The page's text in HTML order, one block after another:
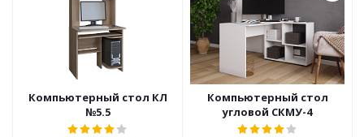
Компьютерный стол КЛ
№5.5
Компьютерный стол
угловой СКМУ-4